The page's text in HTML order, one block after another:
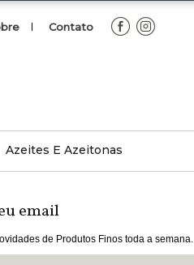
Contato
Azeites E Azeitonas
De Azeites E Azeitonas
email
de Produtos Finos toda a semana.